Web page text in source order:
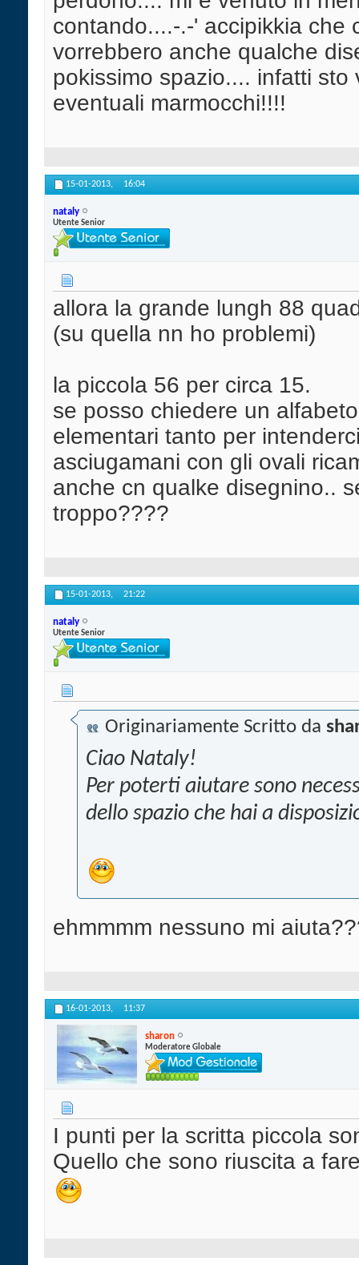
contando....-.-' accipikkia che
vorrebbero anche qualche
pokissimo spazio.... infatti
eventuali marmocchi!!!!
15-01-2013, 16:04
nataly
Utente Senior
allora la grande lungh 88
(su quella nn ho problemi)
la piccola 56 per circa 15.
se posso chiedere un
elementari tanto per
asciugamani con gli ovali
anche cn qualke disegnino..
troppo????
15-01-2013, 21:22
nataly
Utente Senior
Originariamente Scritto da
Ciao Nataly!
Per poterti aiutare sono
dello spazio che hai a
ehmmmm nessuno mi
16-01-2013, 11:37
sharon
Moderatore Globale
I punti per la scritta piccola
Quello che sono riuscita a